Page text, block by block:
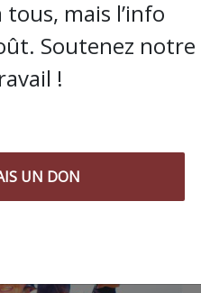
tous, mais l’info
Soutenez notre
!
UN DON